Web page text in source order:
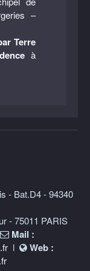
–
Terre
à
- Bat.D4 - 94340
- 75011 PARIS
Mail :
l Web :